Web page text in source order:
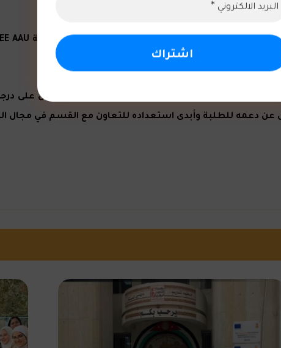
من آليات الربط في هذا النظام.
جامعة عمان العربية على استضافة خبراء ومتخصصين على درجة
للطلبة وأبدى استعداده للتعاون مع القسم في مجال